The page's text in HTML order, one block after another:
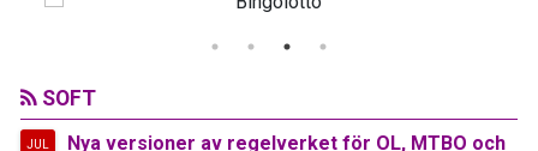
SOFT
JUL
Nya versioner av regelverket för OL, MTBO och